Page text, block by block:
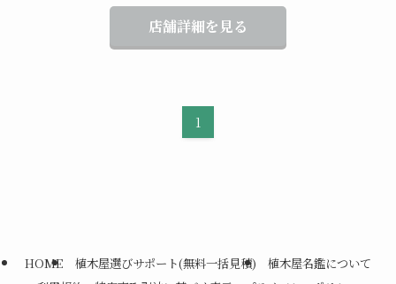
店舗詳細を見る
1
HOME 植木屋選びサポート(無料一括見積)
植木屋名鑑について